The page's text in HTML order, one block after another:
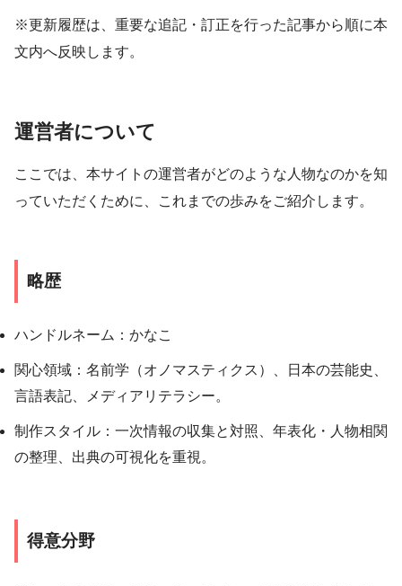
※更新履歴は、重要な追記・訂正を行った記事から順に本
文内へ反映します。
運営者について
ここでは、本サイトの運営者がどのような人物なのかを知
っていただくために、これまでの歩みをご紹介します。
略歴
ハンドルネーム：かなこ
関心領域：名前学（オノマスティクス）、日本の芸能史、
言語表記、メディアリテラシー。
制作スタイル：一次情報の収集と対照、年表化・人物相関
の整理、出典の可視化を重視。
得意分野